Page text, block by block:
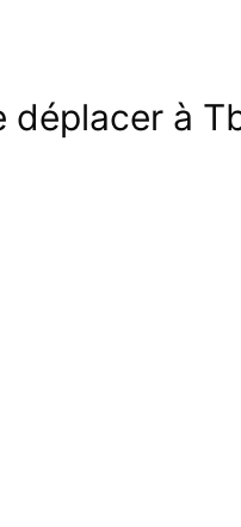
déplacer à